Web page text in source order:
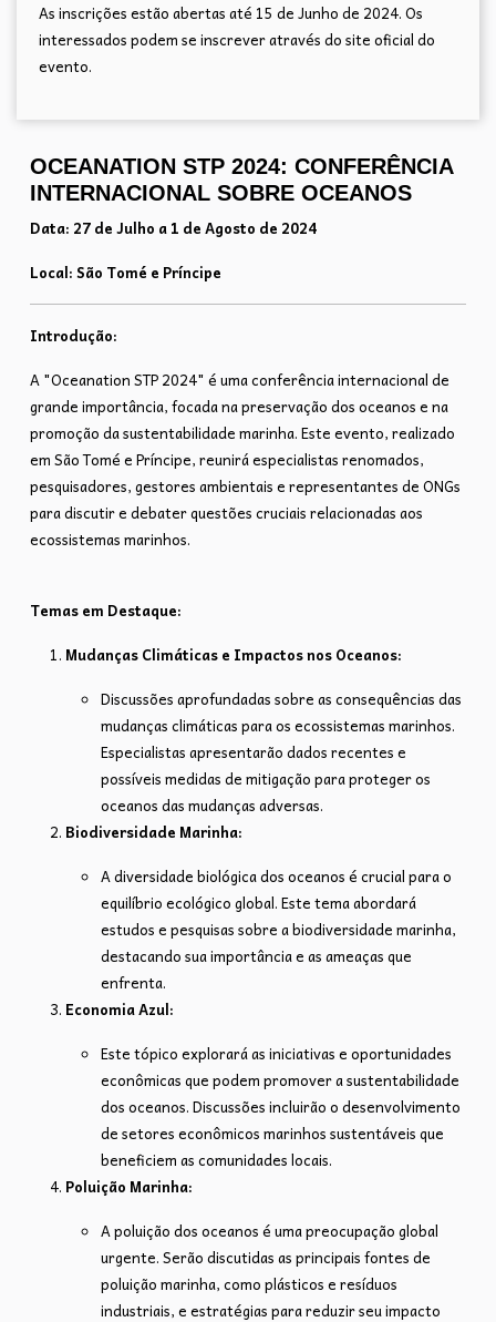
As inscrições estão abertas até 15 de Junho de 2024. Os
interessados podem se inscrever através do site oficial do
evento.
OCEANATION STP 2024: CONFERÊNCIA
INTERNACIONAL SOBRE OCEANOS
Data: 27 de Julho a 1 de Agosto de 2024
Local: São Tomé e Príncipe
Introdução:
A "Oceanation STP 2024" é uma conferência internacional de
grande importância, focada na preservação dos oceanos e na
promoção da sustentabilidade marinha. Este evento, realizado
em São Tomé e Príncipe, reunirá especialistas renomados,
pesquisadores, gestores ambientais e representantes de ONGs
para discutir e debater questões cruciais relacionadas aos
ecossistemas marinhos.
Temas em Destaque:
Mudanças Climáticas e Impactos nos Oceanos:
Discussões aprofundadas sobre as consequências das
mudanças climáticas para os ecossistemas marinhos.
Especialistas apresentarão dados recentes e
possíveis medidas de mitigação para proteger os
oceanos das mudanças adversas.
Biodiversidade Marinha:
A diversidade biológica dos oceanos é crucial para o
equilíbrio ecológico global. Este tema abordará
estudos e pesquisas sobre a biodiversidade marinha,
destacando sua importância e as ameaças que
enfrenta.
Economia Azul:
Este tópico explorará as iniciativas e oportunidades
econômicas que podem promover a sustentabilidade
dos oceanos. Discussões incluirão o desenvolvimento
de setores econômicos marinhos sustentáveis que
beneficiem as comunidades locais.
Poluição Marinha:
A poluição dos oceanos é uma preocupação global
urgente. Serão discutidas as principais fontes de
poluição marinha, como plásticos e resíduos
industriais, e estratégias para reduzir seu impacto